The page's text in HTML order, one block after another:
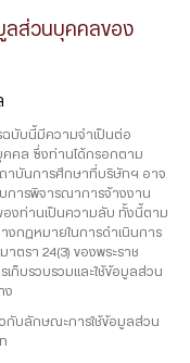
มูลส่วนบุคคลของ
บับนี้มีความจำเป็นต่อ
คคล ซึ่งท่านได้กรอกตาม
าบันการศึกษาที่บริษัทฯ อาจ
การพิจารณาการจ้างงาน
องท่านเป็นความลับ ทั้งนี้ตาม
งกฏหมายในการดำเนินการ
ตรา 24(3) ของพระราช
บรวบรวมและใช้ข้อมูลส่วน
ง
กับลักษณะการใช้ข้อมูลส่วน